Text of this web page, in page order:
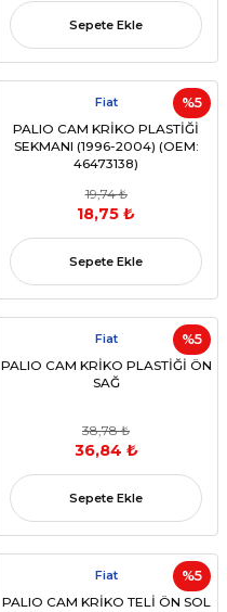
Sepete Ekle
%5
Fiat
PALIO CAM KRİKO PLASTİĞİ
SEKMANI (1996-2004) (OEM:
46473138)
19,74 ₺
18,75 ₺
Sepete Ekle
%5
Fiat
PALIO CAM KRİKO PLASTİĞİ ÖN
SAĞ
38,78 ₺
36,84 ₺
Sepete Ekle
%5
Fiat
PALIO CAM KRİKO TELİ ÖN SOL